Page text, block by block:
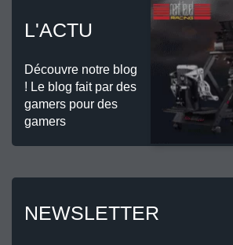
L'ACTU
Découvre notre blog
! Le blog fait par des
gamers pour des
gamers
NEWSLETTER